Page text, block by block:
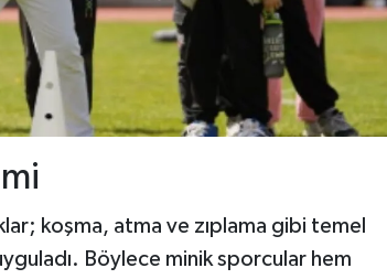
koşma, atma ve zıplama gibi temel
Böylece minik sporcular hem